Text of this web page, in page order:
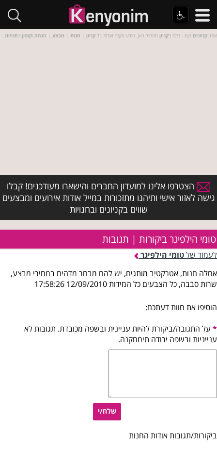
אתר קניונים.קום - בילוי בקניון מתחיל כאן. מידע מקיף אודות כל קניון | חנות | מבצע | הנחה וקופון בחנויות
הצטרפו אלינו למועדון החברים והישארו מעודכנים! קבלו
גישה לאזור אישי ותיהנו מתזכורות במייל אודות אירועים ומבצעים
שווים בקניונים ובחנויות
טומי הילפיגר ביקורות | תגובות
לעמוד שלטומי הילפיגר
אחלה חנות, אטרקטיב מותגים, יש להם מבחר מדהים במחירי מבצע,
שרות סבבה, כל הצבעים כל המידות 12/09/2010 17:58:26
הוסיפו את חוות דעתכם:
* על התגובה/ביקורת להיות עניינית ובשפה מכובדת. תגובות לא
ענייניות ובשפה ירודה תימחקנה.
שלח/י
ביקורות/תגובות אודות החנות